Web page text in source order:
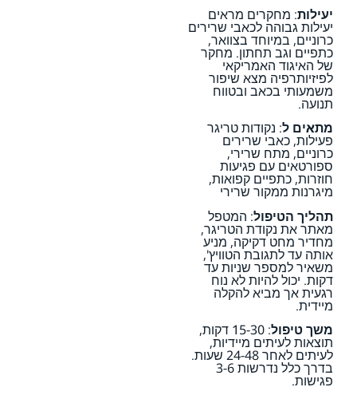
יעילות: מחקרים מראים
יעילות גבוהה לכאבי שרירים
כרוניים, במיוחד בצוואר,
כתפיים וגב תחתון. מחקר
של האיגוד האמריקאי
לפיזיותרפיה מצא שיפור
משמעותי בכאב ובטווח
תנועה.
מתאים ל: נקודות טריגר
פעילות, כאבי שרירים
כרוניים, מתח שרירי,
ספורטאים עם פגיעות
חוזרות, כתפיים קפואות,
מיגרנות ממקור שרירי
תהליך הטיפול: המטפל
מאתר את נקודת הטריגר,
מחדיר מחט דקיקה, מניע
אותה עד לתגובת הטוויץ',
משאיר למספר שניות עד
דקות. יכול להיות לא נוח
רגעית אך מביא להקלה
מיידית.
משך טיפול
: 15-30 דקות,
תוצאות לעיתים מיידיות,
לעיתים לאחר 24-48 שעות.
בדרך כלל נדרשות 3-6
פגישות.